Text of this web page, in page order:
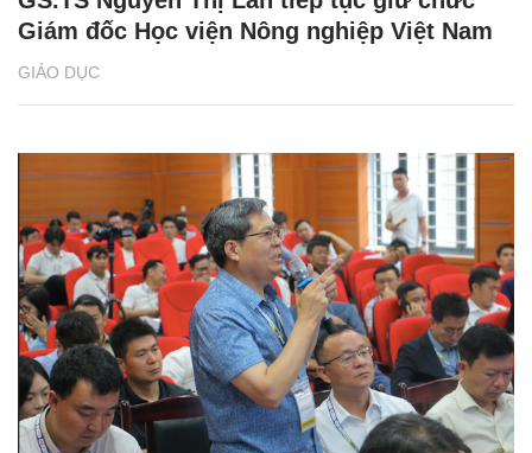
GIÁO DỤC
Giám đốc Học viện Nông nghiệp Việt Nam